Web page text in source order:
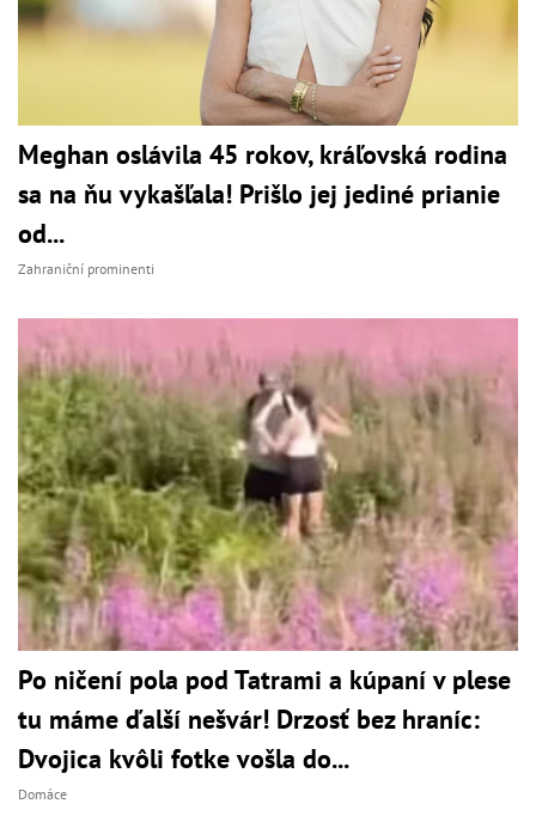
Meghan oslávila 45 rokov, kráľovská rodina
sa na ňu vykašľala! Prišlo jej jediné prianie
od...
Zahraniční prominenti
Po ničení pola pod Tatrami a kúpaní v plese
tu máme ďalší nešvár! Drzosť bez hraníc:
Dvojica kvôli fotke vošla do...
Domáce